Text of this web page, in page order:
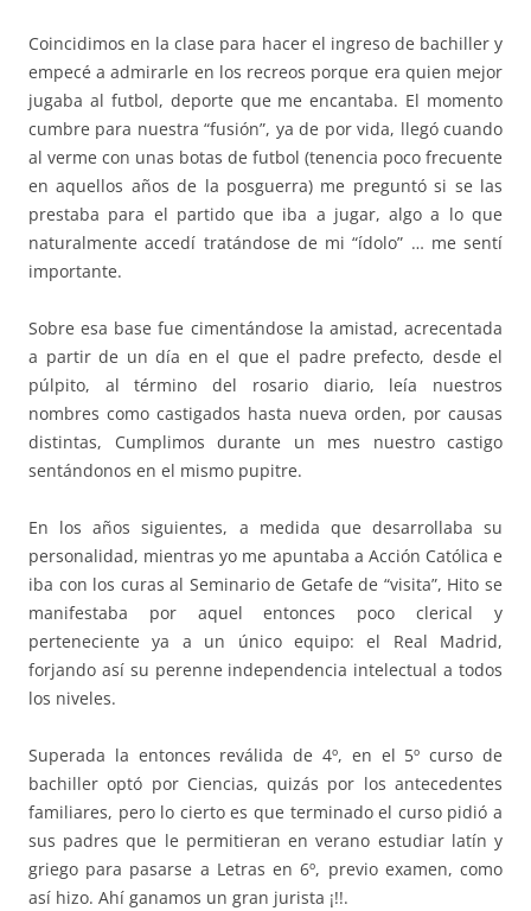
Coincidimos en la clase para hacer el ingreso de bachiller y
empecé a admirarle en los recreos porque era quien mejor
jugaba al futbol, deporte que me encantaba. El momento
cumbre para nuestra “fusión”, ya de por vida, llegó cuando
al verme con unas botas de futbol (tenencia poco frecuente
en aquellos años de la posguerra) me preguntó si se las
prestaba para el partido que iba a jugar, algo a lo que
naturalmente accedí tratándose de mi “ídolo” … me sentí
importante.
Sobre esa base fue cimentándose la amistad, acrecentada
a partir de un día en el que el padre prefecto, desde el
púlpito, al término del rosario diario, leía nuestros
nombres como castigados hasta nueva orden, por causas
distintas, Cumplimos durante un mes nuestro castigo
sentándonos en el mismo pupitre.
En los años siguientes, a medida que desarrollaba su
personalidad, mientras yo me apuntaba a Acción Católica e
iba con los curas al Seminario de Getafe de “visita”, Hito se
manifestaba por aquel entonces poco clerical y
perteneciente ya a un único equipo: el Real Madrid,
forjando así su perenne independencia intelectual a todos
los niveles.
Superada la entonces reválida de 4º, en el 5º curso de
bachiller optó por Ciencias, quizás por los antecedentes
familiares, pero lo cierto es que terminado el curso pidió a
sus padres que le permitieran en verano estudiar latín y
griego para pasarse a Letras en 6º, previo examen, como
así hizo. Ahí ganamos un gran jurista ¡!!.